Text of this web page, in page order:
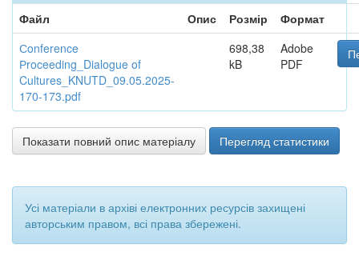
Файл
Опис Розмір
Формат
Сonference
Рroceeding_Dialogue of
Cultures_KNUTD_09.05.2025-
170-173.pdf
698,38
kB
Adobe
PDF
Показати повний опис матеріалу Перегляд статистики
Усі матеріали в архіві електронних ресурсів захищені
авторським правом, всі права збережені.